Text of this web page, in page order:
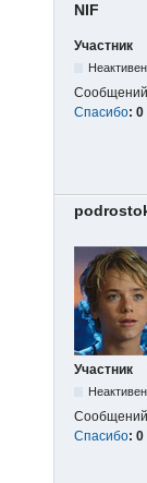
NIF
Участник
Неактивен
Спасибо: 0
Участник
Неактивен
Спасибо: 0